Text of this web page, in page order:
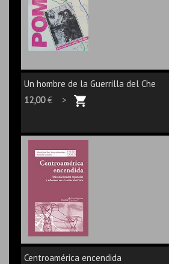
Un hombre de la Guerrilla del Che
12,00€ >
Centroamérica encendida